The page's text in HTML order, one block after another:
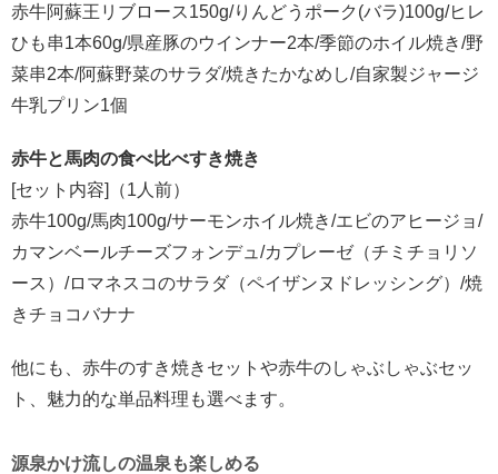
赤牛阿蘇王リブロース150g/りんどうポーク(バラ)100g/ヒレ
ひも串1本60g/県産豚のウインナー2本/季節のホイル焼き/野
菜串2本/阿蘇野菜のサラダ/焼きたかなめし/自家製ジャージ
牛乳プリン1個
赤牛と馬肉の食べ比べすき焼き
[セット内容]（1人前）
赤牛100g/馬肉100g/サーモンホイル焼き/エビのアヒージョ/
カマンベールチーズフォンデュ/カプレーゼ（チミチョリソ
ース）/ロマネスコのサラダ（ペイザンヌドレッシング）/焼
きチョコバナナ
他にも、赤牛のすき焼きセットや赤牛のしゃぶしゃぶセッ
ト、魅力的な単品料理も選べます。
源泉かけ流しの温泉も楽しめる